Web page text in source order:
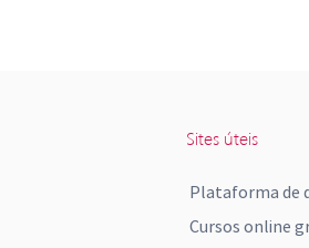
Sites úteis
Plataforma de
Cursos online